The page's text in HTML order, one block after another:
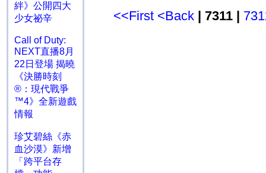
絆》公開四大
少女祕辛
Call of Duty:
NEXT直播8月
22日登場 揭曉
《決勝時刻
®：現代戰爭
™4》全新遊戲
情報
珍艾碧絲《赤
血沙漠》新增
「跨平台存
<<First <Back | 7311 |